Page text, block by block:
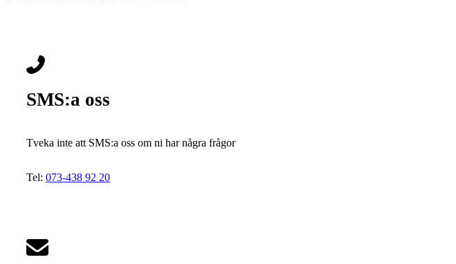
SMS:a oss
Tveka inte att SMS:a oss om ni har några frågor
Tel: 073-438 92 20